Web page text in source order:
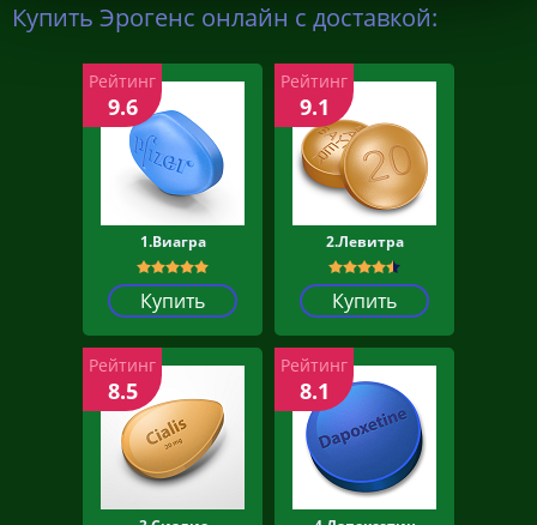
Купить Эрогенс онлайн с доставкой:
1.Виагра
Купить
Рейтинг
9.6
2.Левитра
Купить
Рейтинг
9.1
Рейтинг
8.5
Рейтинг
8.1